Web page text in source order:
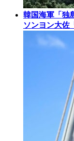
韓国海軍「独
ソンヨン大佐